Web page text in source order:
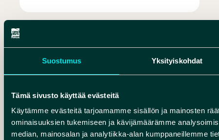
Suostumus Yksityiskohdat
Tämä sivusto käyttää evästeitä
Käytämme evästeitä tarjoamamme sisällön ja mainosten
ominaisuuksien tukemiseen ja kävijämäärämme
median, mainosalan ja analytiikka-alan kumppaneillemme
Villa Jäkälä